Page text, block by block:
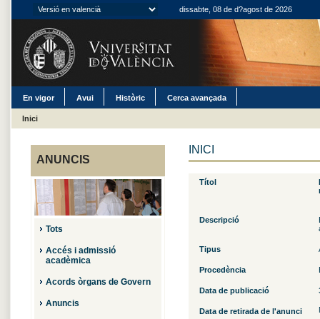
dissabte, 08 de d?agost de 2026
En vigor Avui Històric Cerca avançada
Inici
ANUNCIS
Tots
Accés i admissió
acadèmica
Acords òrgans de Govern
Anuncis
INICI
Títol
Descripció
Tipus
Procedència
Data de publicació
Data de retirada de l'anunci